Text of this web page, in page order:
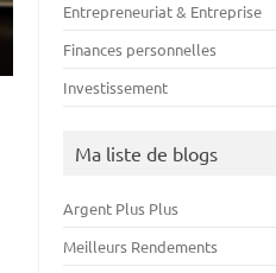
Entrepreneuriat & Entreprise
Finances personnelles
Investissement
Ma liste de blogs
Argent Plus Plus
Meilleurs Rendements